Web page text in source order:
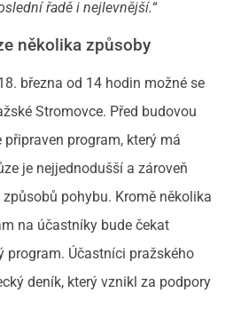
řadě i nejlevnější.“
několika způsoby
března od 14 hodin možné se
Stromovce. Před budovou
program, který má
je nejjednodušší a zároveň
pohybu. Kromě několika
na účastníky bude čekat
program. Účastníci pražského
deník, který vznikl za podpory